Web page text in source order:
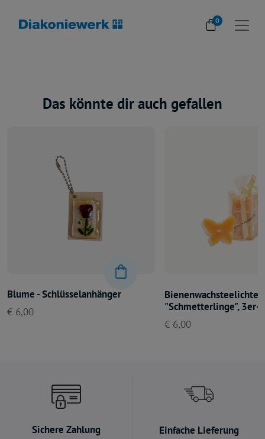
0
Das könnte dir auch gefallen
Blume - Schlüsselanhänger
€ 6,00
Bienenwachsteelichter
"Schmetterlinge", 3er-
€ 6,00
Sichere Zahlung
Einfache Lieferung